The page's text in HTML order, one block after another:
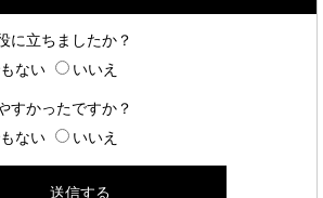
に立ちましたか？
ない いいえ
すかったですか？
ない いいえ